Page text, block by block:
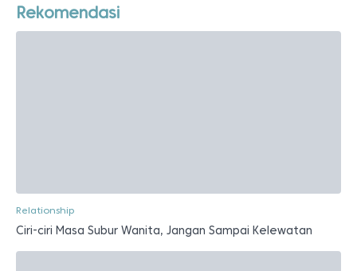
Rekomendasi
Relationship
Ciri-ciri Masa Subur Wanita, Jangan Sampai Kelewatan